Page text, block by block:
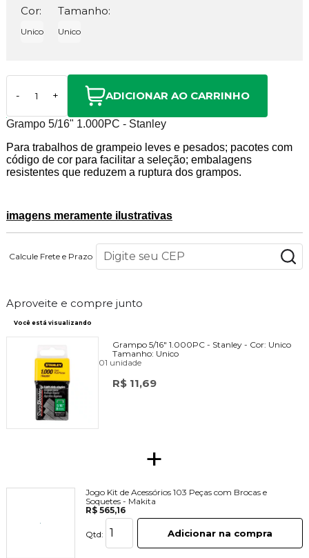
Cor:
Unico
Tamanho:
Unico
- + ADICIONAR AO CARRINHO
Grampo 5/16" 1.000PC - Stanley
Para trabalhos de grampeio leves e pesados; pacotes com
código de cor para facilitar a seleção; embalagens
resistentes que reduzem a ruptura dos grampos.
imagens meramente ilustrativas
Calcule Frete e Prazo
Aproveite e compre junto
Você está visualizando
Grampo 5/16" 1.000PC - Stanley - Cor: Unico
Tamanho: Unico
01 unidade
R$ 11,69
+
Jogo Kit de Acessórios 103 Peças com Brocas e
Soquetes - Makita
R$ 565,16
Qtd: Adicionar na compra